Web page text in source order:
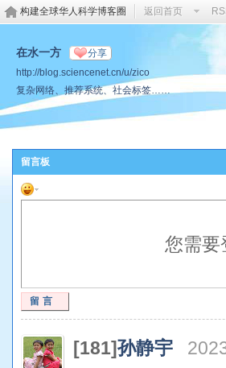
构建全球华人科学博客圈 返回首页
在水一方 分享
http://blog.sciencenet.cn/u/zico
复杂网络、推荐系统、社会标签……
留言板
您需
留言
[181]孙静宇